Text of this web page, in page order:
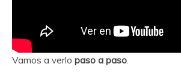
Vamos a verlo paso a paso.